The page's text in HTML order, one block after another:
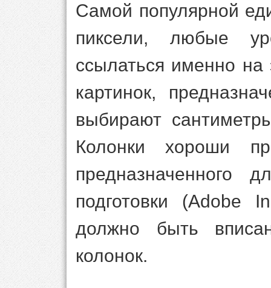
Самой популярной
пиксели, любые
ссылаться именно
картинок,
выбирают
Колонки хороши
предназначенного
подготовки (Adobe
должно быть
колонок.